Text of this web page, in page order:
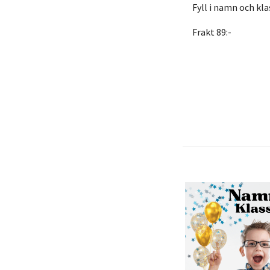
Fyll i namn och
Frakt 89:-